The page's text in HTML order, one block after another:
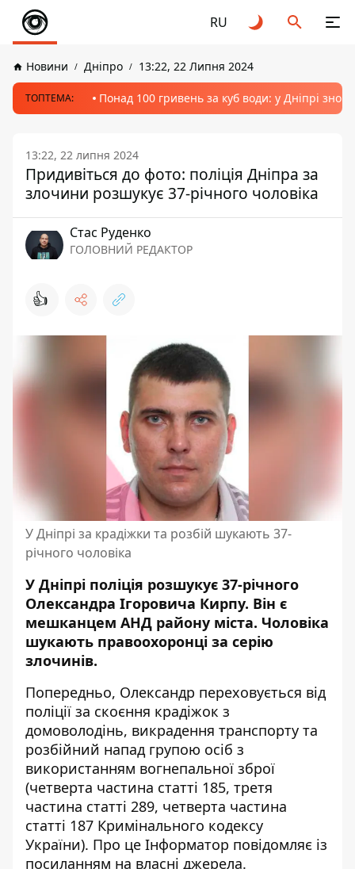
RU
Новини Дніпро 13:22, 22 Липня 2024
ТОПТЕМА: Понад 100 гривень за куб води: у Дніпрі
13:22, 22 липня 2024
Придивіться до фото: поліція Дніпра за
злочини розшукує 37-річного чоловіка
Стас Руденко
ГОЛОВНИЙ РЕДАКТОР
👍
У Дніпрі за крадіжки та розбій шукають 37-
річного чоловіка
У Дніпрі поліція розшукує 37-річного
Олександра Ігоровича Кирпу. Він є
мешканцем АНД району міста. Чоловіка
шукають правоохоронці за серію
злочинів.
Попередньо, Олександр переховується від
поліції за скоєння крадіжок з
домоволодінь, викрадення транспорту та
розбійний напад групою осіб з
використанням вогнепальної зброї
(четверта частина статті 185, третя
частина статті 289, четверта частина
статті 187 Кримінального кодексу
України). Про це Інформатор повідомляє із
посиланням на власні джерела.